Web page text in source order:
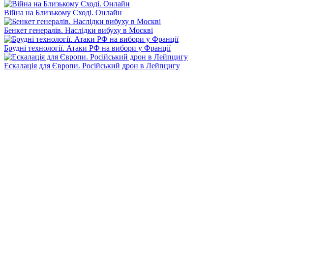
Війна на Близькому Сході. Онлайн
Бенкет генералів. Наслідки вибуху в Москві
Брудні технології. Атаки РФ на вибори у Франції
Ескалація для Європи. Російський дрон в Лейпцигу